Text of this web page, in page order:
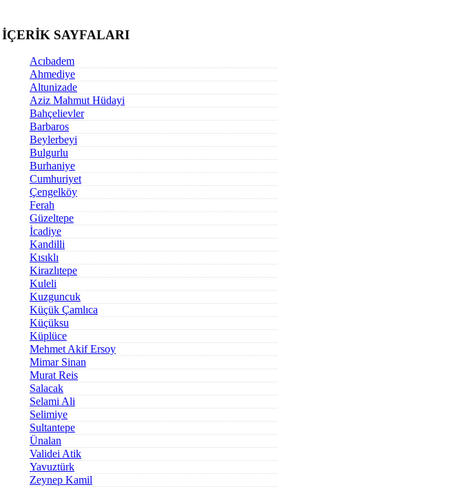
İÇERİK SAYFALARI
Acıbadem
Ahmediye
Altunizade
Aziz Mahmut Hüdayi
Bahçelievler
Barbaros
Beylerbeyi
Bulgurlu
Burhaniye
Cumhuriyet
Çengelköy
Ferah
Güzeltepe
İcadiye
Kandilli
Kısıklı
Kirazlıtepe
Kuleli
Kuzguncuk
Küçük Çamlıca
Küçüksu
Küplüce
Mehmet Akif Ersoy
Mimar Sinan
Murat Reis
Salacak
Selami Ali
Selimiye
Sultantepe
Ünalan
Validei Atik
Yavuztürk
Zeynep Kamil